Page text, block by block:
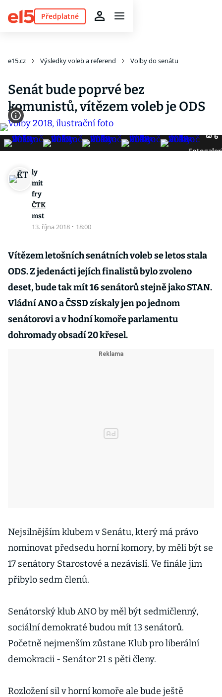
Předplatné
e15.cz Výsledky voleb a referend Volby do senátu
Senát bude poprvé bez
komunistů, vítězem voleb je ODS
6
ly
mit
fry
ČTK
mst
13. října 2018 · 18:00
Vítězem letošních senátních voleb se letos stala
ODS. Z jedenácti jejích finalistů bylo zvoleno
deset, bude tak mít 16 senátorů stejně jako STAN.
Vládní ANO a ČSSD získaly jen po jednom
senátorovi a v hodní komoře parlamentu
dohromady obsadí 20 křesel.
Nejsilnějším klubem v Senátu, který má právo
nominovat předsedu horní komory, by měli být se
17 senátory Starostové a nezávislí. Ve finále jim
přibylo sedm členů.
Senátorský klub ANO by měl být sedmičlenný,
sociální demokraté budou mít 13 senátorů.
Početně nejmenším zůstane Klub pro liberální
demokracii - Senátor 21 s pěti členy.
Rozložení sil v horní komoře ale bude ještě